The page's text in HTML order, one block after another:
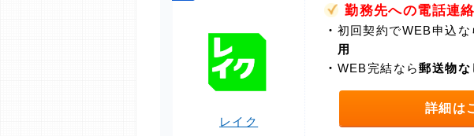
レイク
勤務先への電話連
・ 初回契約でWEB申込な
用
・ WEB完結なら郵送物な
詳細は